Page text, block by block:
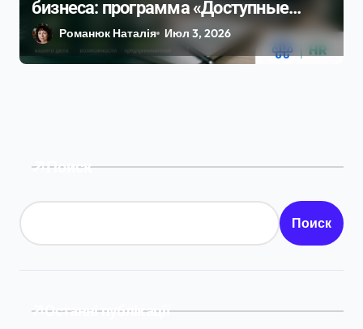
бизнеса: программа «Доступные
кредиты 5–7–9 %» в 2026 году
Романюк Наталія Июл 3, 2026
Поиск
Поиск
Останні публікації